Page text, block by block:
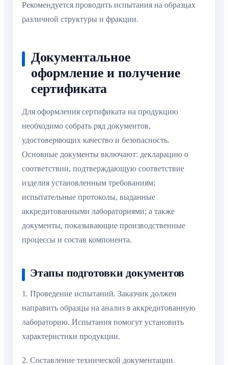
Рекомендуется проводить испытания на образцах
различной структуры и фракции.
Документальное
оформление и получение
сертификата
Для оформления сертификата на продукцию
необходимо собрать ряд документов,
удостоверяющих качество и безопасность.
Основные документы включают: декларацию о
соответствии, подтверждающую соответствие
изделия установленным требованиям;
испытательные протоколы, выданные
аккредитованными лабораториями; а также
документы, показывающие производственные
процессы и состав компонента.
Этапы подготовки документов
1. Проведение испытаний. Заказчик должен
направить образцы на анализ в аккредитованную
лабораторию. Испытания помогут установить
характеристики продукции.
2. Составление технической документации.